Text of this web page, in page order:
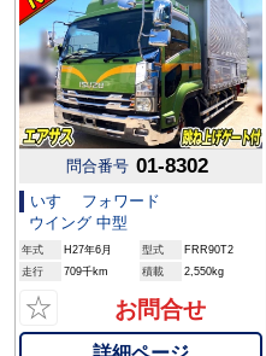
問合番号 01-8302
いすゞ フォワード
ウイング 中型
年式 H27年6月 型式
FRR90T2
走行
709千km 積載 2,550kg
☆ お問合せ